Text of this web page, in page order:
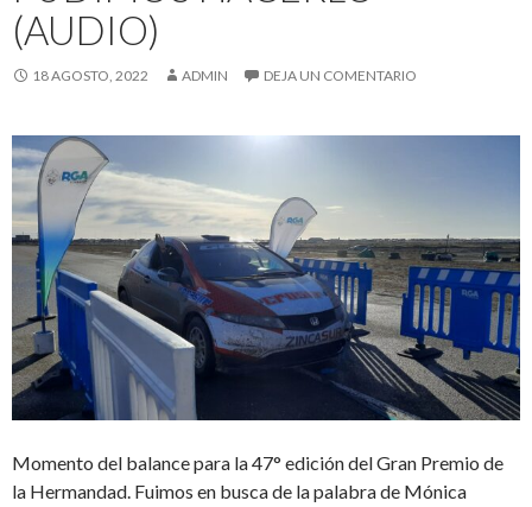
(AUDIO)
18 AGOSTO, 2022 ADMIN DEJA UN COMENTARIO
Momento del balance para la 47° edición del Gran Premio de
la Hermandad. Fuimos en busca de la palabra de Mónica